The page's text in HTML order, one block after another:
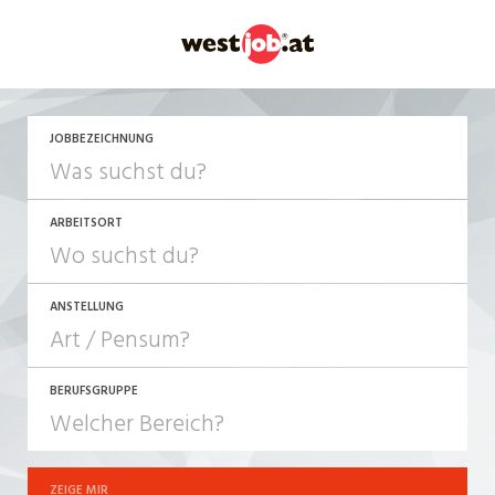
JOBBEZEICHNUNG
ARBEITSORT
ANSTELLUNG
JOB-TYP
Festanstellung
BERUFSGRUPPE
ZEIGE MIR